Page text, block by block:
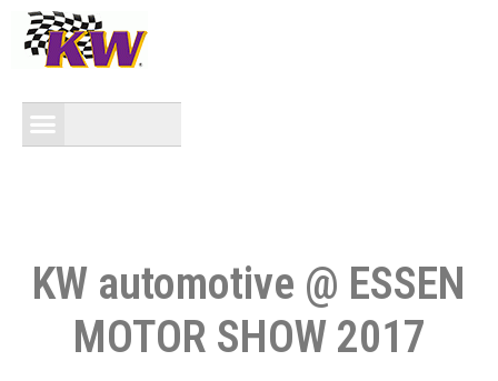
KW automotive @ ESSEN
MOTOR SHOW 2017